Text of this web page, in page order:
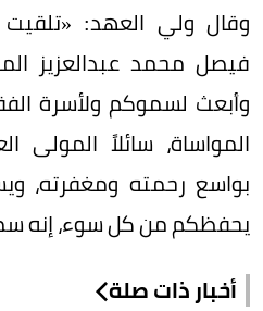
وقال ولي العهد:
فيصل محمد عبدالعزيز
وأبعث لسموكم ولأسرة
المواساة، سائلاً المولى
بواسع رحمته ومغفرته،
يحفظكم من كل سوء، إنه
أخبار ذات صلة